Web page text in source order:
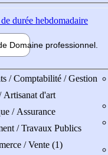
durée hebdomadaire
Domaine professionnel
/ Comptabilité / Gestion
Artisanat d'art
/ Assurance
/ Travaux Publics
/ Vente (1)